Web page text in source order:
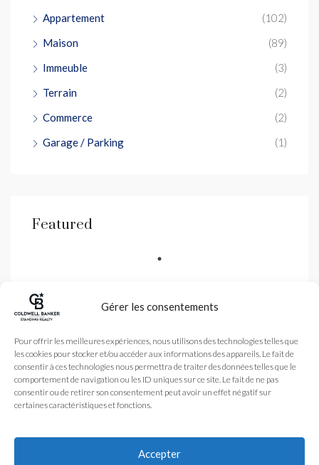
Gérer les consentements
Pour offrir les meilleures expériences, nous utilisons des technologies telles que
les cookies pour stocker et/ou accéder aux informations des appareils. Le fait de
consentir à ces technologies nous permettra de traiter des données telles que le
comportement de navigation ou les ID uniques sur ce site. Le fait de ne pas
consentir ou de retirer son consentement peut avoir un effet négatif sur
certaines caractéristiques et fonctions.
Accepter
Appartement
(102)
Maison
(89)
Immeuble
(3)
Terrain
(2)
Commerce
(2)
Garage / Parking
(1)
Featured
L’Agence
Coldwell Banker est une
agence immobilière
spécialisé dans la vente
de biens de luxe dans les
Alpes-Maritimes et
Monaco avec une agence
à Nice et Antibes
Plan du site